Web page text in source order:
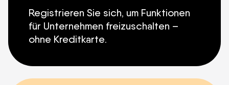
Registrieren Sie sich, um Funktionen
für Unternehmen freizuschalten –
ohne Kreditkarte.